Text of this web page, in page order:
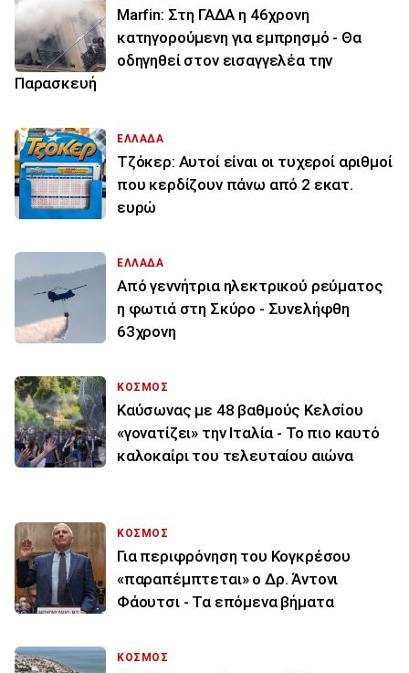
Marfin: Στη ΓΑΔΑ η 46χρονη
κατηγορούμενη για εμπρησμό - Θα
οδηγηθεί στον εισαγγελέα την
Παρασκευή
ΕΛΛΑΔΑ
Τζόκερ: Αυτοί είναι οι τυχεροί αριθμοί
που κερδίζουν πάνω από 2 εκατ.
ευρώ
ΕΛΛΑΔΑ
Από γεννήτρια ηλεκτρικού ρεύματος
η φωτιά στη Σκύρο - Συνελήφθη
63χρονη
ΚΟΣΜΟΣ
Καύσωνας με 48 βαθμούς Κελσίου
«γονατίζει» την Ιταλία - Το πιο καυτό
καλοκαίρι του τελευταίου αιώνα
ΚΟΣΜΟΣ
Για περιφρόνηση του Κογκρέσου
«παραπέμπτεται» ο Δρ. Άντονι
Φάουτσι - Τα επόμενα βήματα
ΚΟΣΜΟΣ